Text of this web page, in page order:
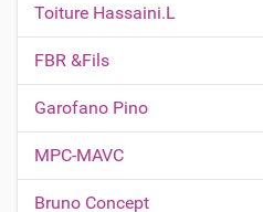
n
s
r
N
a
v
i
g
a
t
Toiture Hassaini.L
FBR &Fils
Garofano Pino
MPC-MAVC
Bruno Concept